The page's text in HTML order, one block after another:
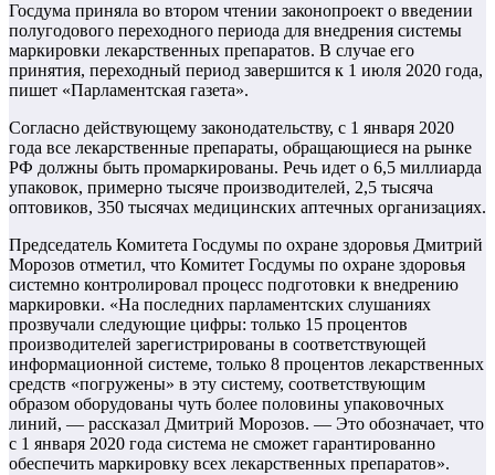
Госдума приняла во втором чтении законопроект о введении
полугодового переходного периода для внедрения системы
маркировки лекарственных препаратов. В случае его
принятия, переходный период завершится к 1 июля 2020 года,
пишет «Парламентская газета».
Согласно действующему законодательству, с 1 января 2020
года все лекарственные препараты, обращающиеся на рынке
РФ должны быть промаркированы. Речь идет о 6,5 миллиарда
упаковок, примерно тысяче производителей, 2,5 тысяча
оптовиков, 350 тысячах медицинских аптечных организациях.
Председатель Комитета Госдумы по охране здоровья Дмитрий
Морозов отметил, что Комитет Госдумы по охране здоровья
системно контролировал процесс подготовки к внедрению
маркировки. «На последних парламентских слушаниях
прозвучали следующие цифры: только 15 процентов
производителей зарегистрированы в соответствующей
информационной системе, только 8 процентов лекарственных
средств «погружены» в эту систему, соответствующим
образом оборудованы чуть более половины упаковочных
линий, — рассказал Дмитрий Морозов. — Это обозначает, что
с 1 января 2020 года система не сможет гарантированно
обеспечить маркировку всех лекарственных препаратов».